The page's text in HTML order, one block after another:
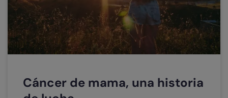
Cáncer de mama, una historia